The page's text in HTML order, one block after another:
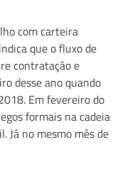
com carteira
que o fluxo de
contratação e
desse ano quando
Em fevereiro do
formais na cadeia
Já no mesmo mês de